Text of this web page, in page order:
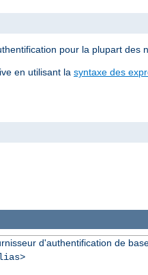
pour la plupart des
en utilisant la syntaxe des
d'authentification de